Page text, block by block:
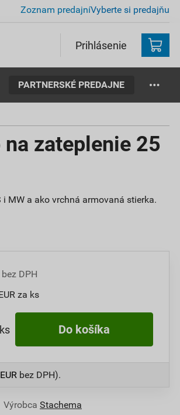
Zoznam predajníVyberte si predajňu
Prihlásenie
PARTNERSKÉ PREDAJNE
zateplenie 25
MW a ako vrchná armovaná stierka.
DPH
za ks
ks Do košíka
EUR bez DPH).
Výrobca Stachema